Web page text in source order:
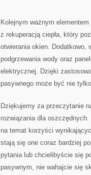
Kolejnym ważnym
z rekuperacją ciepła, ⁣który
otwierania okien. Dodatkowo,⁤
podgrzewania wody oraz
elektrycznej. Dzięki
pasywnego może być nie
Dziękujemy za przeczytanie
rozwiązania dla
⁢na temat ⁢korzyści
stają się one⁤ coraz bardziej
pytania lub ‍chcielibyście się
pasywnym,⁤ nie wahajcie się